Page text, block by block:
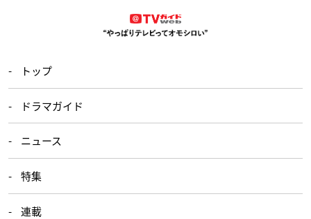
トップ
ドラマガイド
ニュース
特集
連載